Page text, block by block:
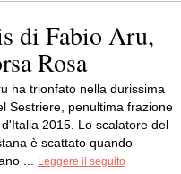
di Fabio Aru,
Rosa
ha trionfato nella durissima
Sestriere, penultima frazione
2015. Lo scalatore del
è scattato quando
... Leggere il seguito